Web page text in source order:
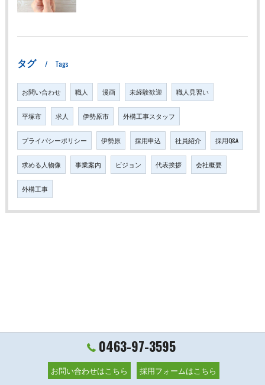
タグ Tags
お問い合わせ 職人 漫画 未経験歓迎 職人見習い
平塚市 求人 伊勢原市 外構工事スタッフ
プライバシーポリシー 伊勢原 採用申込 社員紹介 採用Q&A
求める人物像 事業案内 ビジョン 代表挨拶 会社概要
外構工事
0463-97-3595
お問い合わせはこちら 採用フォームはこちら